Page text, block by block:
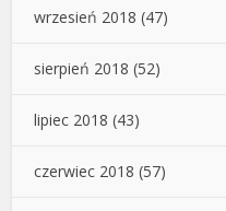
wrzesień 2018 (47)
sierpień 2018 (52)
lipiec 2018 (43)
czerwiec 2018 (57)